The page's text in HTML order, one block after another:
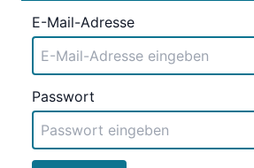
E-Mail-Adresse
Passwort